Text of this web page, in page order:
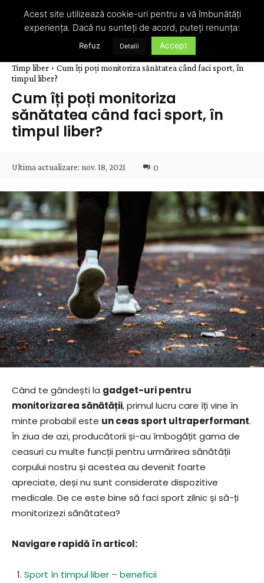
Timp liber
Cum îți poți monitoriza sănătatea când faci sport, în
timpul liber?
Cum îți poți monitoriza
sănătatea când faci sport, în
timpul liber?
Ultima actualizare: nov. 18, 2021 0
Când te gândești la gadget-uri pentru
monitorizarea sănătății, primul lucru care îți vine în
minte probabil este un ceas sport ultraperformant.
În ziua de azi, producătorii și-au îmbogățit gama de
ceasuri cu multe funcții pentru urmărirea sănătății
corpului nostru și acestea au devenit foarte
apreciate, deși nu sunt considerate dispozitive
medicale. De ce este bine să faci sport zilnic și să-ți
monitorizezi sănătatea?
Navigare rapidă în articol:
Sport în timpul liber – beneficii
Acest site utilizează cookie-uri pentru a vă îmbunătăți
experiența. Dacă nu sunteți de acord, puteți renunța:
Refuz Detalii Accept